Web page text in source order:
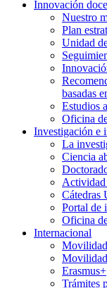
Innovación
Nuestro
Plan
Unidad
basadas
Estudios
Oficina
Investigación e
La
Ciencia
Actividad
Cátedras
Portal de
Oficina
Internacional
Erasmus+
Trámites